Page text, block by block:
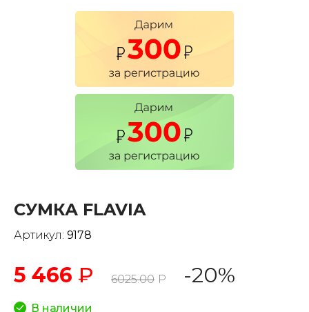
СУМКА FLAVIA
Артикул: 9178
5 466 ₽ 6025.00 Р -20%
В наличии